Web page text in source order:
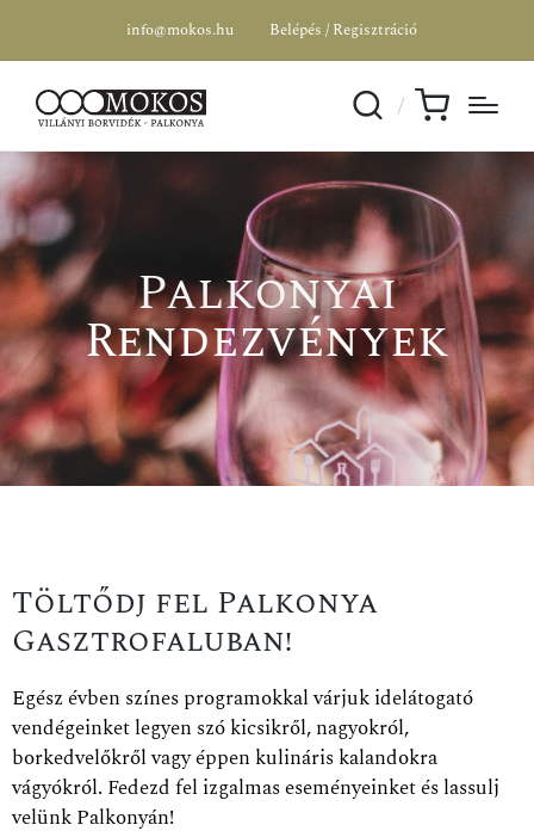
info@mokos.hu Belépés / Regisztráció
Palkonyai
Rendezvények
Töltődj fel Palkonya
Gasztrofaluban!
Egész évben színes programokkal várjuk idelátogató
vendégeinket legyen szó kicsikről, nagyokról,
borkedvelőkről vagy éppen kulináris kalandokra
vágyókról. Fedezd fel izgalmas eseményeinket és lassulj
velünk Palkonyán!